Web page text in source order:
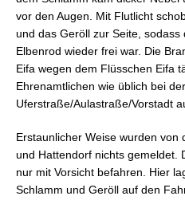
vor den Augen. Mit Flutlicht
und das Geröll zur Seite,
Elbenrod wieder frei war. Die
Eifa wegen dem Flüsschen Eifa
Ehrenamtlichen wie üblich bei
Uferstraße/Aulastraße/Vorstadt
Erstaunlicher Weise wurden von
und Hattendorf nichts gemeldet.
nur mit Vorsicht befahren. Hier
Schlamm und Geröll auf den